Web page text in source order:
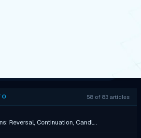
58 of 83 articles
Reversal, Continuation, Candl…